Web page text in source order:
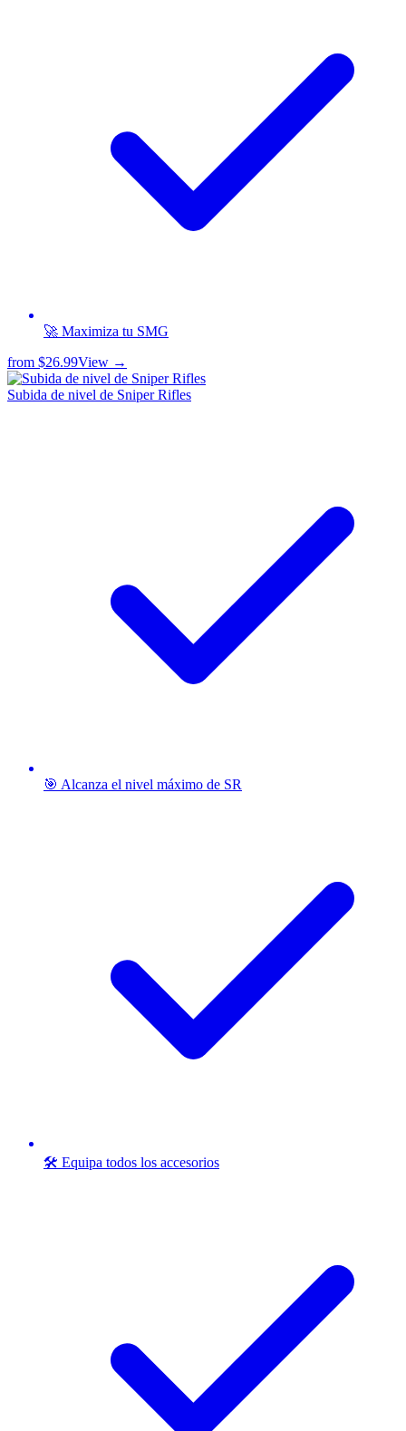
🚀 Maximiza tu SMG
from $26.99View →
Subida de nivel de Sniper Rifles
🎯 Alcanza el nivel máximo de SR
🛠️ Equipa todos los accesorios